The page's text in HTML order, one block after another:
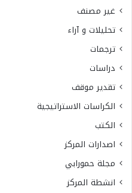
غير مصنف
تحليلات و آراء
ترجمات
دراسات
تقدير موقف
الكراسات الاستراتيجية
الكتب
اصدارات المركز
مجلة حمورابي
انشطة المركز